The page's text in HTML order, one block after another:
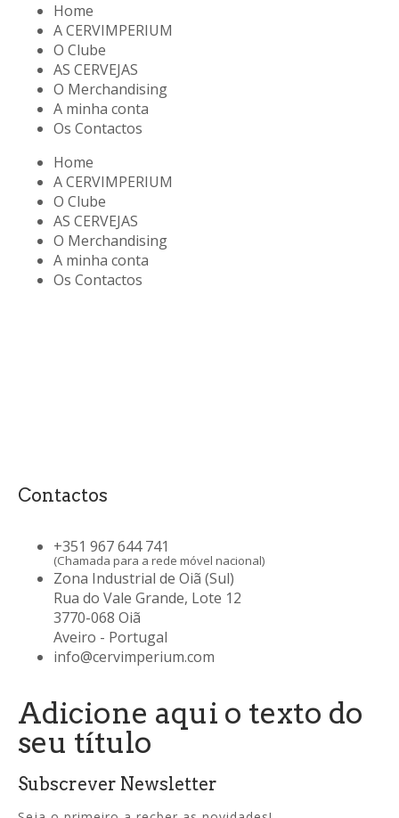
Home
A CERVIMPERIUM
O Clube
AS CERVEJAS
O Merchandising
A minha conta
Os Contactos
Home
A CERVIMPERIUM
O Clube
AS CERVEJAS
O Merchandising
A minha conta
Os Contactos
Contactos
+351 967 644 741
(Chamada para a rede móvel nacional)
Zona Industrial de Oiã (Sul)
Rua do Vale Grande, Lote 12
3770-068 Oiã
Aveiro - Portugal
info@cervimperium.com
Adicione aqui o texto do
seu título
Subscrever Newsletter